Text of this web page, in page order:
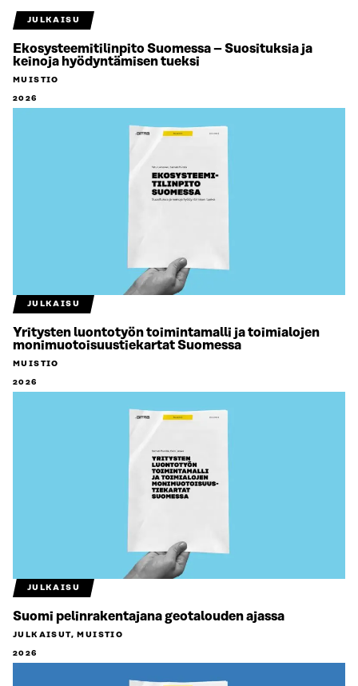
JULKAISU
Ekosysteemitilinpito Suomessa – Suosituksia ja
keinoja hyödyntämisen tueksi
MUISTIO
2026
JULKAISU
Yritysten luontotyön toimintamalli ja toimialojen
monimuotoisuustiekartat Suomessa
MUISTIO
2026
JULKAISU
Suomi pelinrakentajana geotalouden ajassa
JULKAISUT, MUISTIO
2026